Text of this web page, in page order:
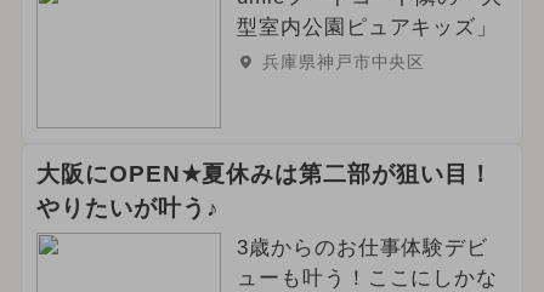
型室内公園ピュアキッズ」
兵庫県神戸市中央区
大阪にOPEN★夏休みは第二部が狙い目！
やりたいが叶う♪
3歳からのお仕事体験デビ
ューも叶う！ここにしかな